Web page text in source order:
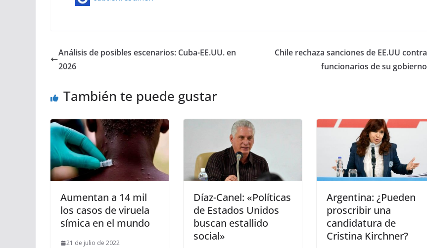
Análisis de posibles escenarios: Cuba-EE.UU. en
2026
Chile rechaza sanciones de EE.UU contra
funcionarios de su gobierno
También te puede gustar
Aumentan a 14 mil
los casos de viruela
símica en el mundo
21 de julio de 2022
Díaz-Canel: «Políticas
de Estados Unidos
buscan estallido
social»
Argentina: ¿Pueden
proscribir una
candidatura de
Cristina Kirchner?